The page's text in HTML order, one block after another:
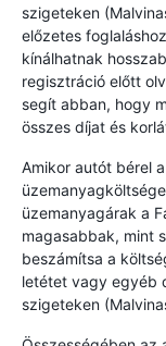
szigeteken
előzetes
kínálhatnak
regisztráció előtt
segít abban, hogy
összes díjat és
Amikor autót bérel
üzemanyagárak a
magasabbak, mint
beszámítsa a
letétet vagy egyéb
szigeteken